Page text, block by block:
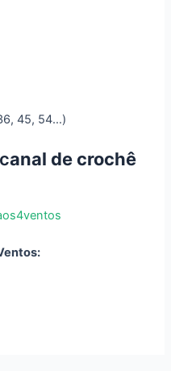
45, 54…)
anal de crochê